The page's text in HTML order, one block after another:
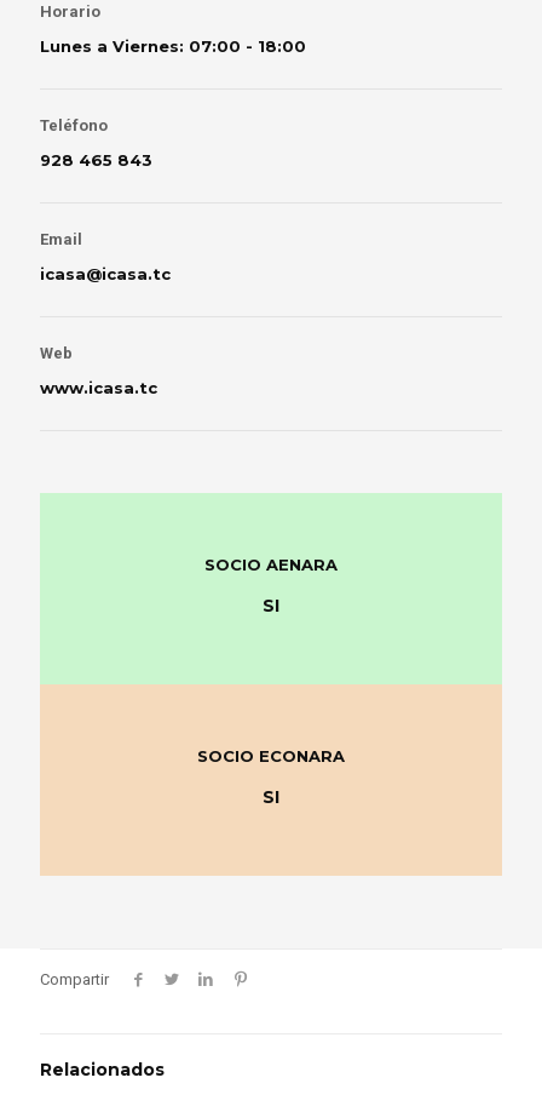
Horario
Lunes a Viernes: 07:00 - 18:00
Teléfono
928 465 843
Email
icasa@icasa.tc
Web
www.icasa.tc
SOCIO AENARA
SI
SOCIO ECONARA
SI
Compartir
Relacionados